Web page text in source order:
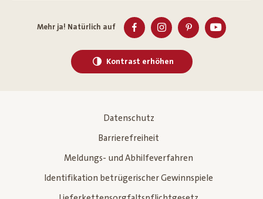
Mehr ja! Natürlich auf
Kontrast erhöhen
Datenschutz
Barrierefreiheit
Meldungs- und Abhilfeverfahren
Identifikation betrügerischer Gewinnspiele